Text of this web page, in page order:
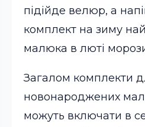
підійде велюр, а
комплект на зиму
малюка в люті
Загалом комплекти
новонароджених
можуть включати в